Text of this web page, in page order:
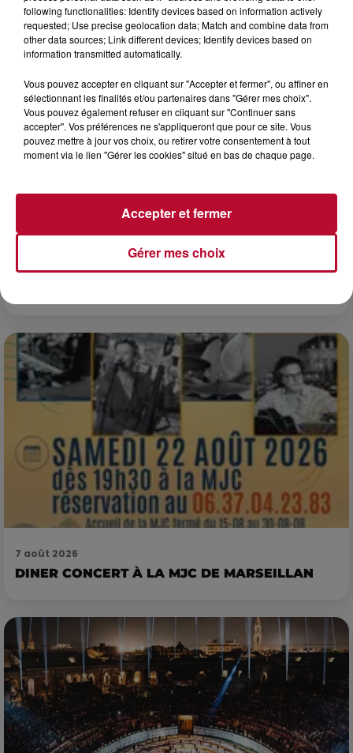
NOS IDÉES DE SORTIE POUR CE WEEK-END
7 août 2026
DINER CONCERT À LA MJC DE MARSEILLAN
following functionalities: Identify devices based on information actively
requested; Use precise geolocation data; Match and combine data from
other data sources; Link different devices; Identify devices based on
information transmitted automatically.
Vous pouvez accepter en cliquant sur "Accepter et fermer", ou affiner en
sélectionnant les finalités et/ou partenaires dans "Gérer mes choix".
Vous pouvez également refuser en cliquant sur "Continuer sans
accepter". Vos préférences ne s'appliqueront que pour ce site. Vous
pouvez mettre à jour vos choix, ou retirer votre consentement à tout
moment via le lien "Gérer les cookies" situé en bas de chaque page.
Gérer mes choix
Accepter et fermer